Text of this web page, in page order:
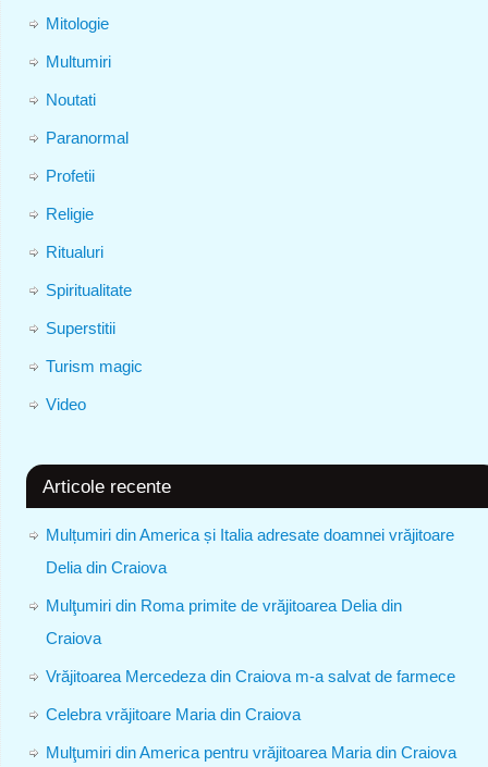
Mitologie
Multumiri
Noutati
Paranormal
Profetii
Religie
Ritualuri
Spiritualitate
Superstitii
Turism magic
Video
Articole recente
Mulțumiri din America și Italia adresate doamnei vrăjitoare
Delia din Craiova
Mulţumiri din Roma primite de vrăjitoarea Delia din
Craiova
Vrăjitoarea Mercedeza din Craiova m-a salvat de farmece
Celebra vrăjitoare Maria din Craiova
Mulţumiri din America pentru vrăjitoarea Maria din Craiova